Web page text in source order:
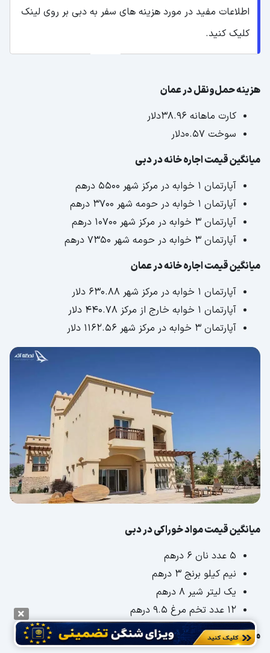
اطلاعات مفید در مورد هزینه های سفر به دبی بر روی لینک
کلیک کنید.
هزینه حمل‌ونقل در عمان
کارت ماهانه ۳۸.۹۶دلار
سوخت ۰.۵۷دلار
میانگین قیمت اجاره خانه در دبی
آپارتمان 1 خوابه در مرکز شهر 5500 درهم
آپارتمان 1 خوابه در حومه شهر 3700 درهم
آپارتمان 3 خوابه در مرکز شهر 10700 درهم
آپارتمان 3 خوابه در حومه شهر 7350 درهم
میانگین قیمت اجاره خانه در عمان
آپارتمان 1 خوابه در مرکز شهر 630.88 دلار
آپارتمان 1 خوابه خارج از مرکز 440.78 دلار
آپارتمان 3 خوابه در مرکز شهر 1162.56 دلار
میانگین قیمت مواد خوراکی در دبی
5 عدد نان 6 درهم
نیم کیلو برنج 3 درهم
یک لیتر شیر 8 درهم
12 عدد تخم مرغ 9.5 درهم
میانگین قیمت مواد خوراکی در عمان